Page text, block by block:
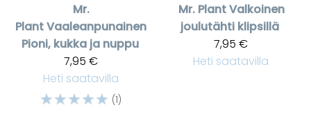
Mr.
PlantVaaleanpunainen
Pioni, kukka ja nuppu
7,95 €
Heti saatavilla
☆☆☆☆☆ (1)
Mr. PlantValkoinen
joulutähti klipsillä
7,95 €
Heti saatavilla